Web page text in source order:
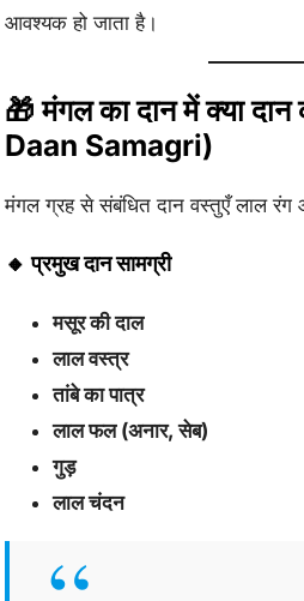
आवश्यक हो जाता है।
🎁 मंगल का दान में क्या
Daan Samagri)
मंगल ग्रह से संबंधित दान वस्तुएँ लाल रंग
🔸 प्रमुख दान सामग्री
मसूर की दाल
लाल वस्त्र
तांबे का पात्र
लाल फल (अनार, सेब)
गुड़
लाल चंदन